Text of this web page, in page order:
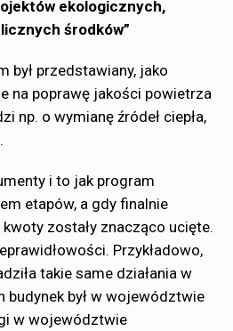
ekologicznych,
środków”
był przedstawiany, jako
na poprawę jakości powietrza
np. o wymianę źródeł ciepła,
i to jak program
etapów, a gdy finalnie
kwoty zostały znacząco ucięte.
Przykładowo,
takie same działania w
budynek był w województwie
w województwie